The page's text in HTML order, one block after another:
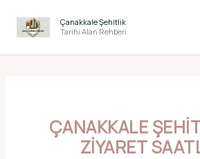
atla
Çanakkale Şehitlik
Tarihi Alan Rehberi
ÇANAKKALE
ZIYARET